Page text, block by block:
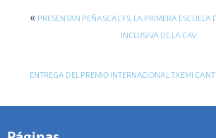
« PRESENTAN PEÑASCAL F5, LA PRIMERA ESCUELA
INCLUSIVA DE LA CAV
ENTREGA DEL PREMIO INTERNACIONAL TXEMI